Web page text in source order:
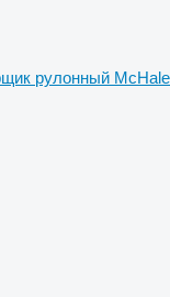
рулонный McHale